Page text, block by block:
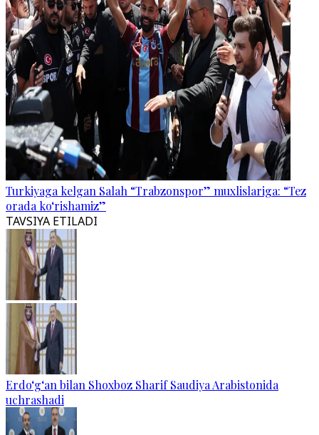
Turkiyaga kelgan Salah “Trabzonspor” muxlislariga: “Tez
orada ko‘rishamiz”
TAVSIYA ETILADI
Erdo‘g‘an bilan Shoxboz Sharif Saudiya Arabistonida
uchrashadi